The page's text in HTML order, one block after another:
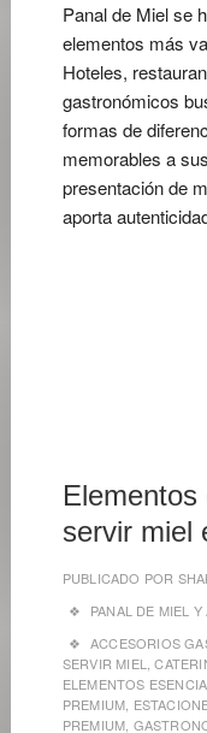
Panal de Miel se
elementos más
Hoteles,
gastronómicos
formas de
memorables a
presentación de
aporta
servir miel
PUBLICADO POR
PANAL DE MIEL
ACCESORIOS
SERVIR MIEL
,
ELEMENTOS
PREMIUM
PREMIUM